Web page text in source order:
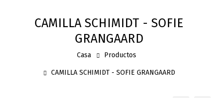
CAMILLA SCHIMIDT - SOFIE
GRANGAARD
Casa Productos
CAMILLA SCHIMIDT - SOFIE GRANGAARD